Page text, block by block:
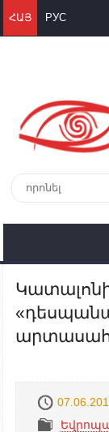
ՀԱՅ РУС